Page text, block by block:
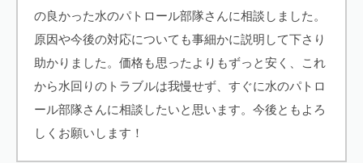
の良かった水のパトロール部隊さんに相談しました。
原因や今後の対応についても事細かに説明して下さり
助かりました。価格も思ったよりもずっと安く、これ
から水回りのトラブルは我慢せず、すぐに水のパトロ
ール部隊さんに相談したいと思います。今後ともよろ
しくお願いします！